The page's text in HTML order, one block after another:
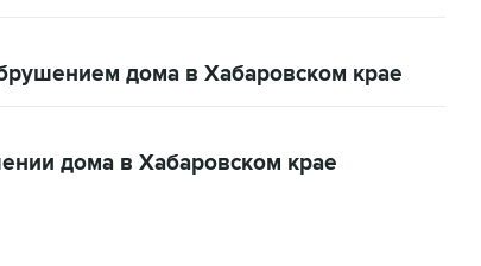
дома в Хабаровском крае
дома в Хабаровском крае